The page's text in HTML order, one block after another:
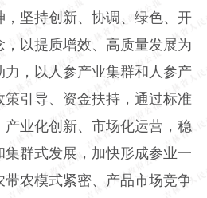
坚持创新、协调、绿色、开
以提质增效、高质量发展为
力，以人参产业集群和人参产
策引导、资金扶持，通过标准
业化创新、市场化运营，稳
群式发展，加快形成参业一
带农模式紧密、产品市场竞争